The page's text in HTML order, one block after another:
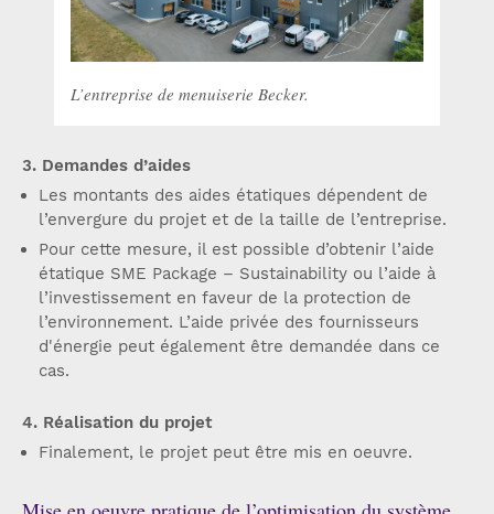
L’entreprise de menuiserie Becker.
3. Demandes d’aides
Les montants des aides étatiques dépendent de
l’envergure du projet et de la taille de l’entreprise.
Pour cette mesure, il est possible d’obtenir l’aide
étatique SME Package – Sustainability ou l’aide à
l’investissement en faveur de la protection de
l’environnement. L’aide privée des fournisseurs
d'énergie peut également être demandée dans ce
cas.
4. Réalisation du projet
Finalement, le projet peut être mis en oeuvre.